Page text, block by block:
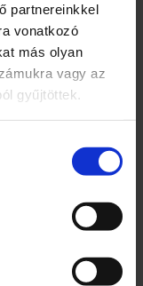
partnereinkkel
vonatkozó
más olyan
vagy az
gyűjtöttek.
só,
8%,